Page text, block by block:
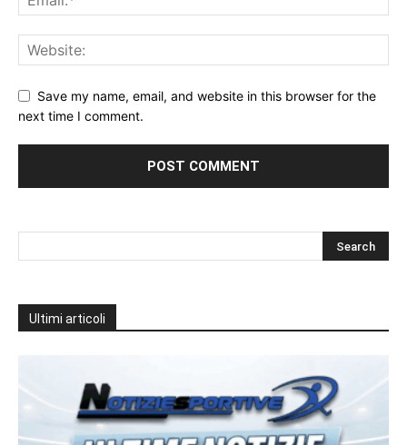
Save my name, email, and website in this browser for the
next time I comment.
Ultimi articoli